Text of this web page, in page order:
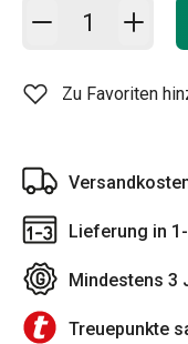
In den
Zu Favoriten
Lieferung in
Mindestens 3
Treuepunkte